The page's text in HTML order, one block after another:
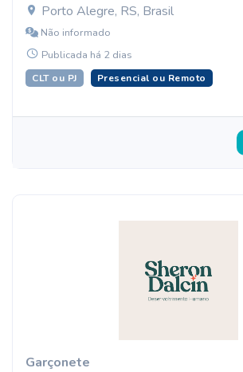
Porto Alegre, RS, Brasil
Não informado
Publicada há 2 dias
CLT ou PJ Presencial ou Remoto
Garçonete